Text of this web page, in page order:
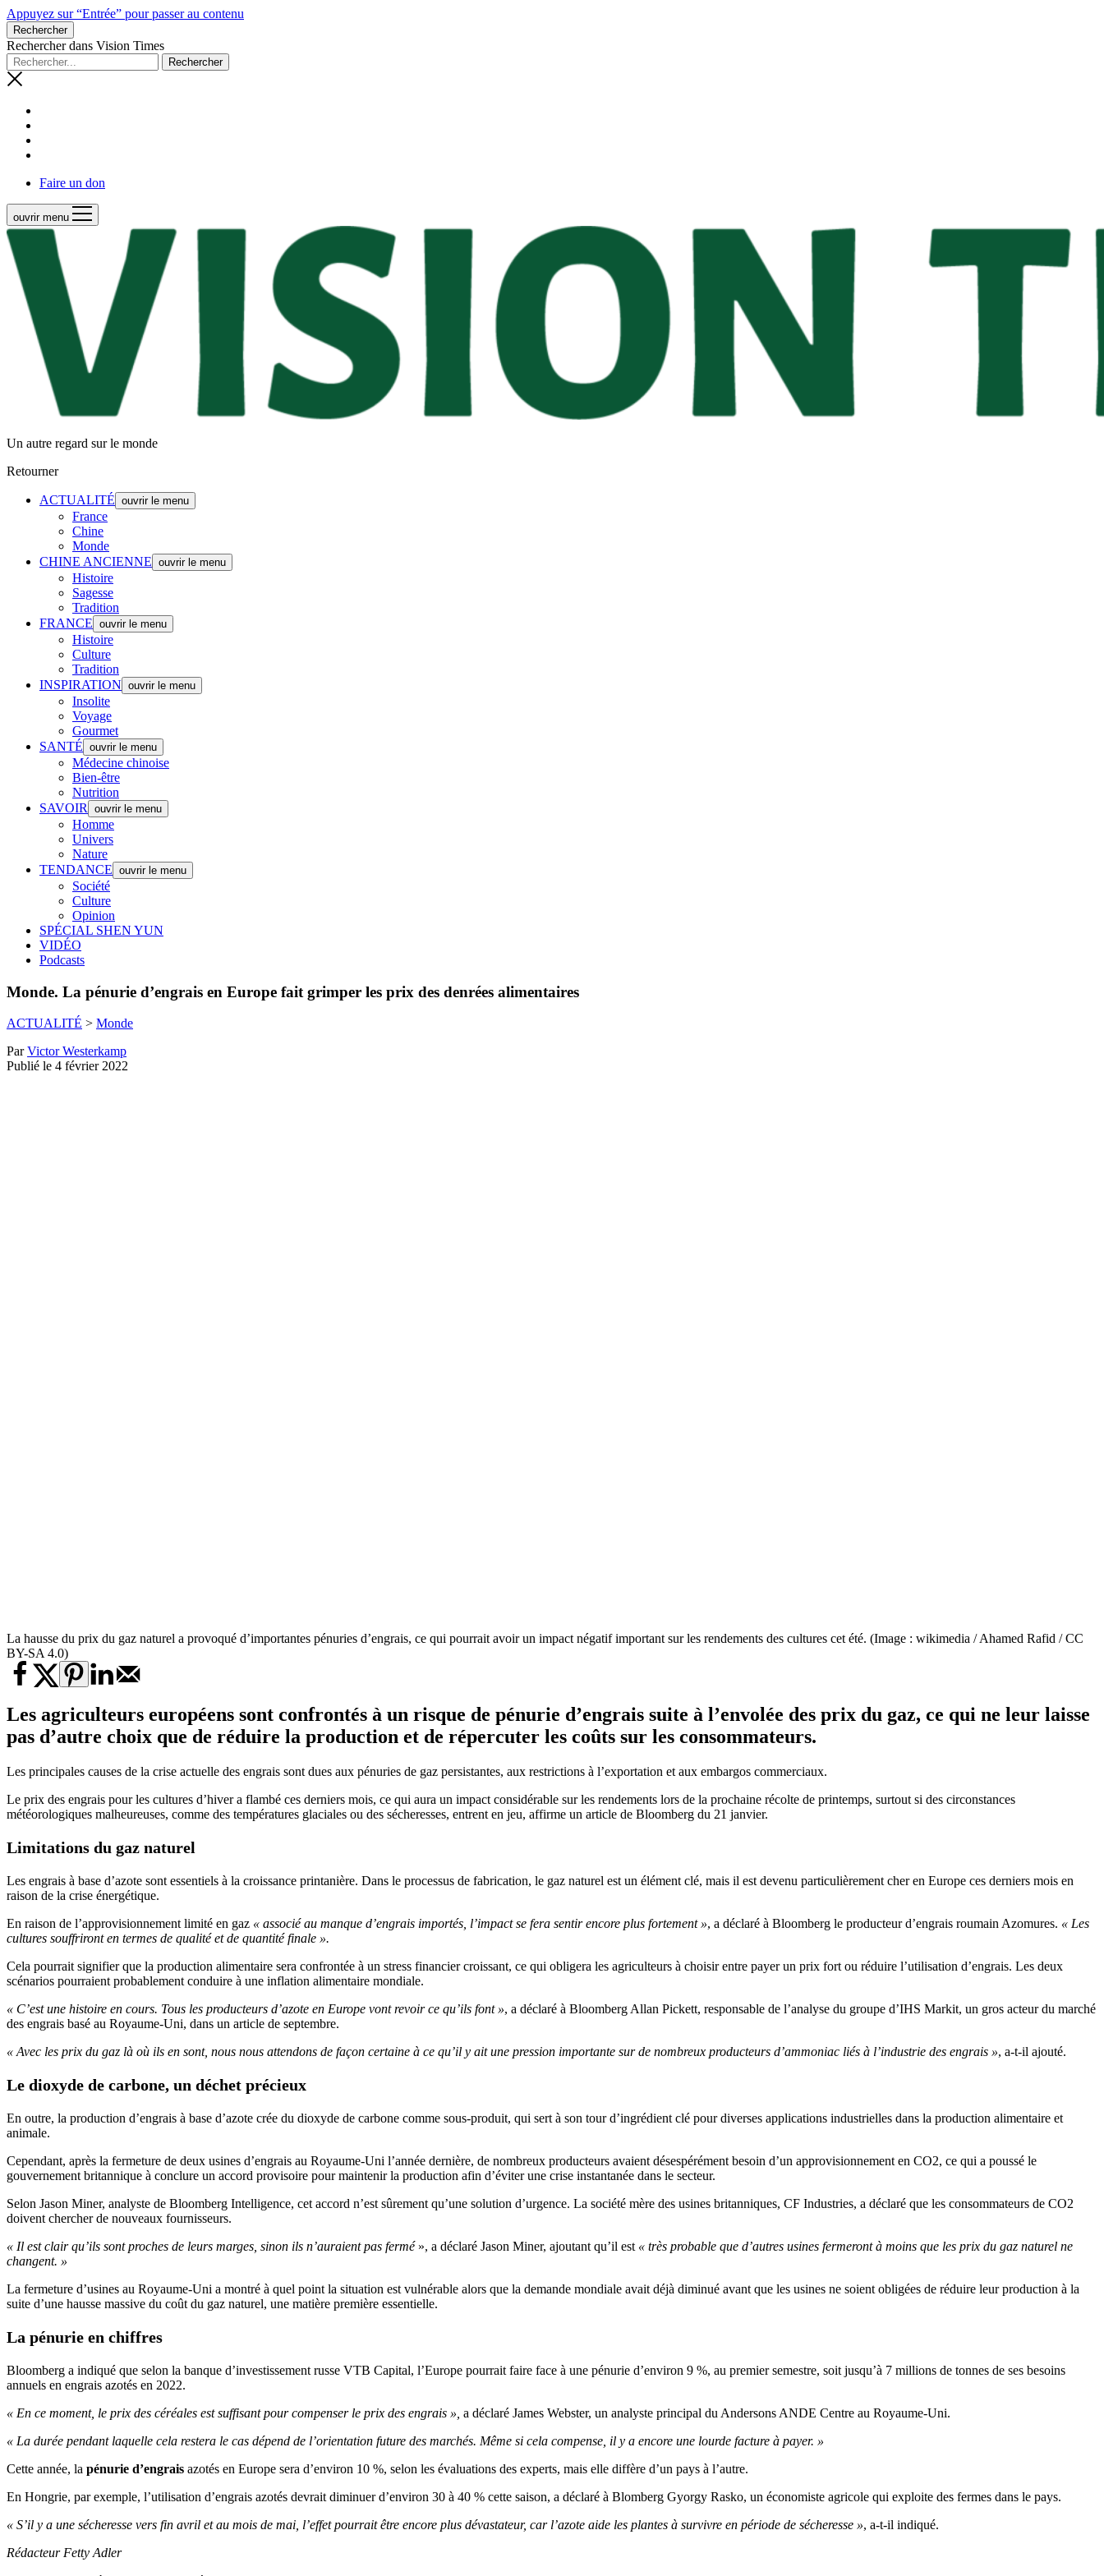
Appuyez sur “Entrée” pour passer au contenu
Rechercher
Rechercher dans Vision Times
Faire un don
ouvrir menu
Un autre regard sur le monde
Retourner
ACTUALITÉ ouvrir le menu
France
Chine
Monde
CHINE ANCIENNE ouvrir le menu
Histoire
Sagesse
Tradition
FRANCE ouvrir le menu
Histoire
Culture
Tradition
INSPIRATION ouvrir le menu
Insolite
Voyage
Gourmet
SANTÉ ouvrir le menu
Médecine chinoise
Bien-être
Nutrition
SAVOIR
ouvrir le menu
Homme
Univers
Nature
TENDANCE ouvrir le menu
Société
Culture
Opinion
SPÉCIAL SHEN YUN
VIDÉO
Podcasts
Monde. La pénurie d’engrais en Europe fait grimper les prix des denrées alimentaires
ACTUALITÉ > Monde
ParVictor Westerkamp
Publié le 4 février 2022
La hausse du prix du gaz naturel a provoqué d’importantes pénuries d’engrais, ce qui pourrait avoir un impact négatif important sur les rendements des cultures cet été. (Image : wikimedia / Ahamed Rafid / CC
BY-SA 4.0)
Les agriculteurs européens sont confrontés à un risque de pénurie d’engrais suite à l’envolée des prix du gaz, ce qui ne leur laisse
pas d’autre choix que de réduire la production et de répercuter les coûts sur les consommateurs.
Les principales causes de la crise actuelle des engrais sont dues aux pénuries de gaz persistantes, aux restrictions à l’exportation et aux embargos commerciaux.
Le prix des engrais pour les cultures d’hiver a flambé ces derniers mois, ce qui aura un impact considérable sur les rendements lors de la prochaine récolte de printemps, surtout si des circonstances
météorologiques malheureuses, comme des températures glaciales ou des sécheresses, entrent en jeu, affirme un article de Bloomberg du 21 janvier.
Limitations du gaz naturel
Les engrais à base d’azote sont essentiels à la croissance printanière. Dans le processus de fabrication, le gaz naturel est un élément clé, mais il est devenu particulièrement cher en Europe ces derniers mois en
raison de la crise énergétique.
En raison de l’approvisionnement limité en gaz « associé au manque d’engrais importés, l’impact se fera sentir encore plus fortement », a déclaré à Bloomberg le producteur d’engrais roumain Azomures. « Les
cultures souffriront en termes de qualité et de quantité finale ».
Cela pourrait signifier que la production alimentaire sera confrontée à un stress financier croissant, ce qui obligera les agriculteurs à choisir entre payer un prix fort ou réduire l’utilisation d’engrais. Les deux
scénarios pourraient probablement conduire à une inflation alimentaire mondiale.
« C’est une histoire en cours. Tous les producteurs d’azote en Europe vont revoir ce qu’ils font », a déclaré à Bloomberg Allan Pickett, responsable de l’analyse du groupe d’IHS Markit, un gros acteur du marché
des engrais basé au Royaume-Uni, dans un article de septembre.
« Avec les prix du gaz là où ils en sont, nous nous attendons de façon certaine à ce qu’il y ait une pression importante sur de nombreux producteurs d’ammoniac liés à l’industrie des engrais », a-t-il ajouté.
Le dioxyde de carbone, un déchet précieux
En outre, la production d’engrais à base d’azote crée du dioxyde de carbone comme sous-produit, qui sert à son tour d’ingrédient clé pour diverses applications industrielles dans la production alimentaire et
animale.
Cependant, après la fermeture de deux usines d’engrais au Royaume-Uni l’année dernière, de nombreux producteurs avaient désespérément besoin d’un approvisionnement en CO2, ce qui a poussé le
gouvernement britannique à conclure un accord provisoire pour maintenir la production afin d’éviter une crise instantanée dans le secteur.
Selon Jason Miner, analyste de Bloomberg Intelligence, cet accord n’est sûrement qu’une solution d’urgence. La société mère des usines britanniques, CF Industries, a déclaré que les consommateurs de CO2
doivent chercher de nouveaux fournisseurs.
« Il est clair qu’ils sont proches de leurs marges, sinon ils n’auraient pas fermé », a déclaré Jason Miner, ajoutant qu’il est « très probable que d’autres usines fermeront à moins que les prix du gaz naturel ne
changent. »
La fermeture d’usines au Royaume-Uni a montré à quel point la situation est vulnérable alors que la demande mondiale avait déjà diminué avant que les usines ne soient obligées de réduire leur production à la
suite d’une hausse massive du coût du gaz naturel, une matière première essentielle.
La pénurie en chiffres
Bloomberg a indiqué que selon la banque d’investissement russe VTB Capital, l’Europe pourrait faire face à une pénurie d’environ 9 %, au premier semestre, soit jusqu’à 7 millions de tonnes de ses besoins
annuels en engrais azotés en 2022.
« En ce moment, le prix des céréales est suffisant pour compenser le prix des engrais », a déclaré James Webster, un analyste principal du Andersons ANDE Centre au Royaume-Uni.
« La durée pendant laquelle cela restera le cas dépend de l’orientation future des marchés. Même si cela compense, il y a encore une lourde facture à payer. »
Cette année, la pénurie d’engrais azotés en Europe sera d’environ 10 %, selon les évaluations des experts, mais elle diffère d’un pays à l’autre.
En Hongrie, par exemple, l’utilisation d’engrais azotés devrait diminuer d’environ 30 à 40 % cette saison, a déclaré à Blomberg Gyorgy Rasko, un économiste agricole qui exploite des fermes dans le pays.
« S’il y a une sécheresse vers fin avril et au mois de mai, l’effet pourrait être encore plus dévastateur, car l’azote aide les plantes à survivre en période de sécheresse », a-t-il indiqué.
Rédacteur Fetty Adler